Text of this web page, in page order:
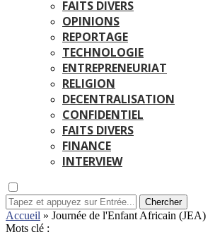
FAITS DIVERS
OPINIONS
REPORTAGE
TECHNOLOGIE
ENTREPRENEURIAT
RELIGION
DECENTRALISATION
CONFIDENTIEL
FAITS DIVERS
FINANCE
INTERVIEW
Chercher
Accueil » Journée de l'Enfant Africain (JEA)
Mots clé :